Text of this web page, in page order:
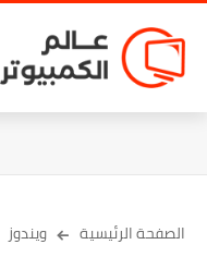
الصفحة الرئيسية ويندوز